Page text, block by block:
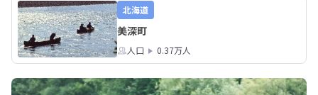
北海道
美深町
人口 0.37万人